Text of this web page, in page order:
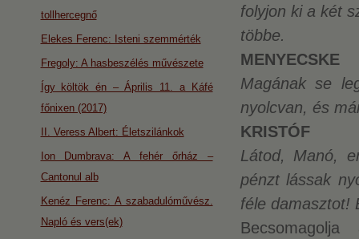
folyjon ki a két
többe.
MENYECSKE
Magának se
nyolcvan, és
KRISTÓF
Látod, Manó,
pénzt lássak
féle damasztot!
tollhercegnő
Elekes Ferenc: Isteni szemmérték
Fregoly: A hasbeszélés művészete
Így költök én – Április 11. a Káfé
főnixen (2017)
II. Veress Albert: Életszilánkok
Ion Dumbrava: A fehér őrház –
Cantonul alb
Kenéz Ferenc: A szabadulóművész.
Napló és vers(ek)